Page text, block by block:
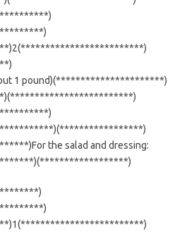
1 pound)(**********************)
the salad and dressing: